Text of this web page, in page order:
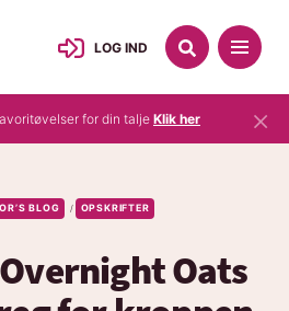
LOG IND
for din talje Klik her ×
BLOG / OPSKRIFTER
Oats